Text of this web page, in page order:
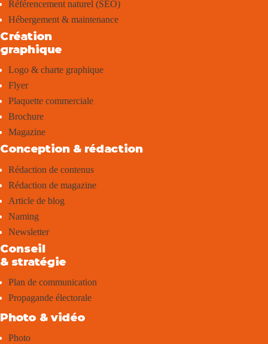
Référencement naturel (SEO)
Hébergement & maintenance
Création
graphique
Logo & charte graphique
Flyer
Plaquette commerciale
Brochure
Magazine
Conception & rédaction
Rédaction de contenus
Rédaction de magazine
Article de blog
Naming
Newsletter
Conseil
& stratégie
Plan de communication
Propagande électorale
Photo & vidéo
Photo